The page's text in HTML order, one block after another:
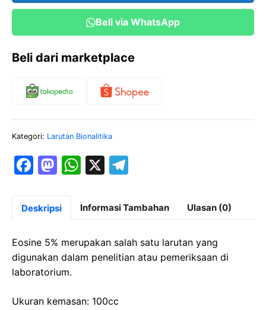
Beli via WhatsApp
Beli dari marketplace
Kategori: Larutan Bionalitika
F
c
b
o
o
k
M
st
d
o
n
W
at
s
A
p
X
e
gr
a
m
Deskripsi Informasi Tambahan Ulasan (0)
Eosine 5% merupakan salah satu larutan yang
digunakan dalam penelitian atau pemeriksaan di
laboratorium.
Ukuran kemasan: 100cc